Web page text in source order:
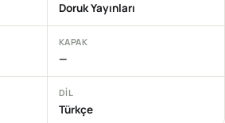
Doruk Yayınları
KAPAK
—
DIL
Türkçe